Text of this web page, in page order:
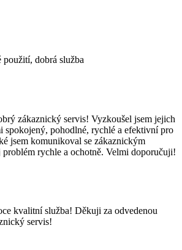
použití, dobrá služba
zákaznický servis! Vyzkoušel jsem jejich
spokojený, pohodlné, rychlé a efektivní pro
jsem komunikoval se zákaznickým
rychle a ochotně. Velmi doporučuji!
kvalitní služba! Děkuji za odvedenou
servis!